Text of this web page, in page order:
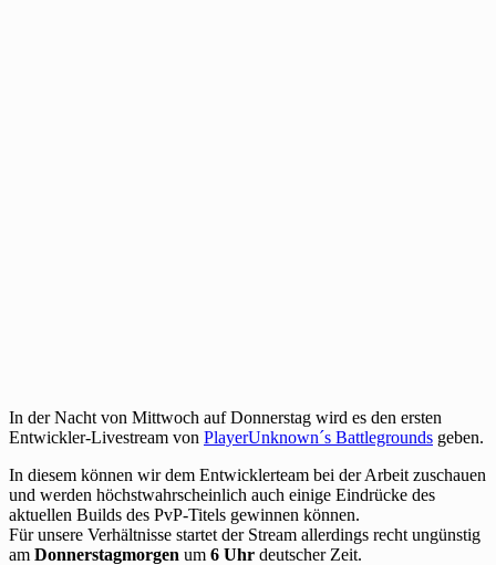
In der Nacht von Mittwoch auf Donnerstag wird es den ersten
Entwickler-Livestream von PlayerUnknown´s Battlegrounds geben.
In diesem können wir dem Entwicklerteam bei der Arbeit zuschauen
und werden höchstwahrscheinlich auch einige Eindrücke des
aktuellen Builds des PvP-Titels gewinnen können.
Für unsere Verhältnisse startet der Stream allerdings recht ungünstig
am Donnerstagmorgen um 6 Uhr deutscher Zeit.